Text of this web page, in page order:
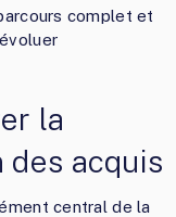
complet et
la
des acquis
central de la